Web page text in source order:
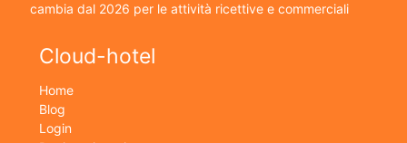
cambia dal 2026 per le attività ricettive e commerciali
Cloud-hotel
Home
Blog
Login